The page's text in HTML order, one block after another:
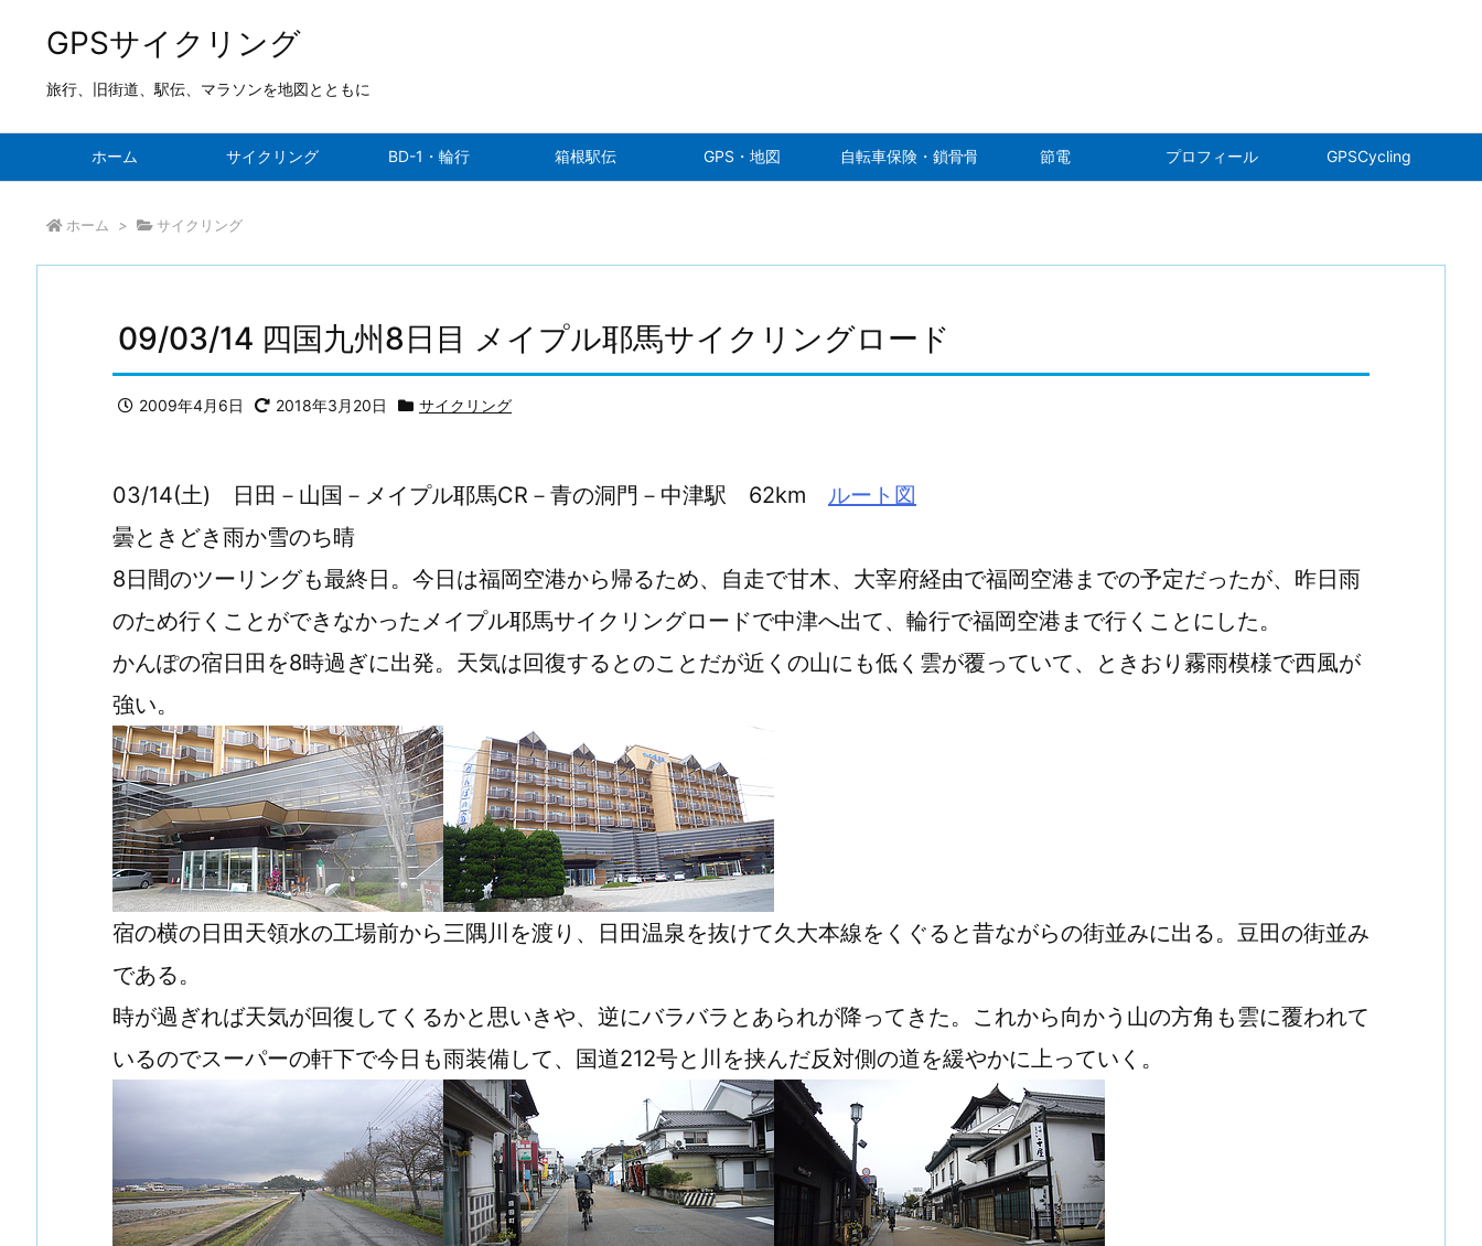
GPSサイクリング
旅行、旧街道、駅伝、マラソンを地図とともに
ホーム サイクリング BD-1・輪行 箱根駅伝 GPS・地図 自転車保険・鎖骨骨折 節電 プロフィール GPSCycling
ホーム > サイクリング
09/03/14 四国九州8日目 メイプル耶馬サイクリングロード
2009年4月6日 2018年3月20日 サイクリング
03/14(土) 日田－山国－メイプル耶馬CR－青の洞門－中津駅 62km ルート図
曇ときどき雨か雪のち晴
8日間のツーリングも最終日。今日は福岡空港から帰るため、自走で甘木、大宰府経由で福岡空港までの予定だったが、昨日雨
のため行くことができなかったメイプル耶馬サイクリングロードで中津へ出て、輪行で福岡空港まで行くことにした。
かんぽの宿日田を8時過ぎに出発。天気は回復するとのことだが近くの山にも低く雲が覆っていて、ときおり霧雨模様で西風が
強い。
宿の横の日田天領水の工場前から三隅川を渡り、日田温泉を抜けて久大本線をくぐると昔ながらの街並みに出る。豆田の街並み
である。
時が過ぎれば天気が回復してくるかと思いきや、逆にバラバラとあられが降ってきた。これから向かう山の方角も雲に覆われて
いるのでスーパーの軒下で今日も雨装備して、国道212号と川を挟んだ反対側の道を緩やかに上っていく。